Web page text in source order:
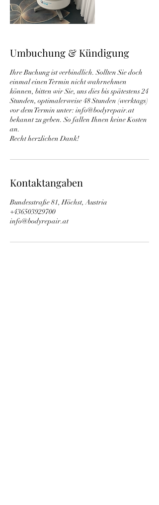
Umbuchung & Kündigung
Ihre Buchung ist verbindlich. Sollten Sie doch
einmal einen Termin nicht wahrnehmen
können, bitten wir Sie, uns dies bis spätestens 24
Stunden, optimalerweise 48 Stunden (werktags)
vor dem Termin unter: info@bodyrepair.at
bekannt zu geben. So fallen Ihnen keine Kosten
an.
Recht herzlichen Dank!
Kontaktangaben
Bundesstraße 81, Höchst, Austria
+436503929700
info@bodyrepair.at